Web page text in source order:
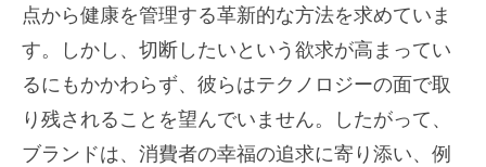
点から健康を管理する革新的な方法を求めていま
す。しかし、切断したいという欲求が高まってい
るにもかかわらず、彼らはテクノロジーの面で取
り残されることを望んでいません。したがって、
ブランドは、消費者の幸福の追求に寄り添い、例